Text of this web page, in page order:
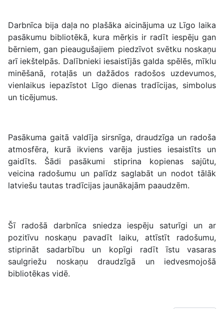
Darbnīca bija daļa no plašāka aicinājuma uz Līgo laika
pasākumu bibliotēkā, kura mērķis ir radīt iespēju gan
bērniem, gan pieaugušajiem piedzīvot svētku noskaņu
arī iekštelpās. Dalībnieki iesaistījās galda spēlēs, mīklu
minēšanā, rotaļās un dažādos radošos uzdevumos,
vienlaikus iepazīstot Līgo dienas tradīcijas, simbolus
un ticējumus.
Pasākuma gaitā valdīja sirsnīga, draudzīga un radoša
atmosfēra, kurā ikviens varēja justies iesaistīts un
gaidīts. Šādi pasākumi stiprina kopienas sajūtu,
veicina radošumu un palīdz saglabāt un nodot tālāk
latviešu tautas tradīcijas jaunākajām paaudzēm.
Šī radošā darbnīca sniedza iespēju saturīgi un ar
pozitīvu noskaņu pavadīt laiku, attīstīt radošumu,
stiprināt sadarbību un kopīgi radīt īstu vasaras
saulgriežu noskaņu draudzīgā un iedvesmojošā
bibliotēkas vidē.